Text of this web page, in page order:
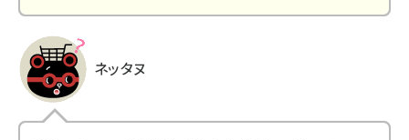
ネッタヌ